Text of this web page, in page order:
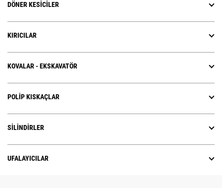
DÖNER KESICILER
KIRICILAR
KOVALAR - EKSKAVATÖR
POLIP KISKAÇLAR
SILINDIRLER
UFALAYICILAR